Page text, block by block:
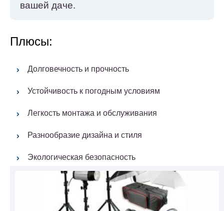
вашей даче.
Плюсы:
Долговечность и прочность
Устойчивость к погодным условиям
Легкость монтажа и обслуживания
Разнообразие дизайна и стиля
Экологическая безопасность